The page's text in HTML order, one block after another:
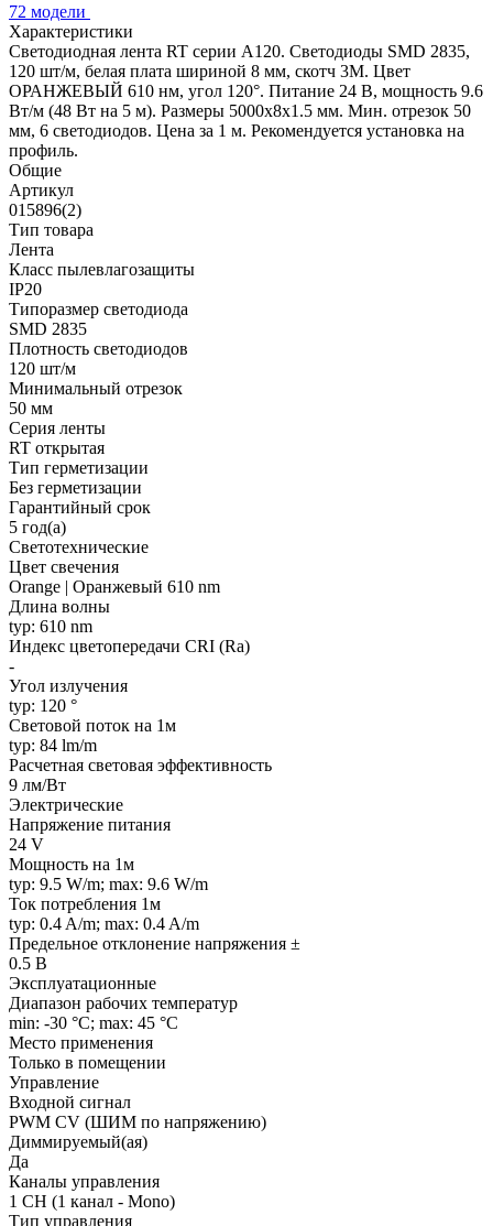
72 модели
Характеристики
Светодиодная лента RT серии A120. Светодиоды SMD 2835,
120 шт/м, белая плата шириной 8 мм, скотч 3M. Цвет
ОРАНЖЕВЫЙ 610 нм, угол 120°. Питание 24 В, мощность 9.6
Вт/м (48 Вт на 5 м). Размеры 5000x8x1.5 мм. Мин. отрезок 50
мм, 6 светодиодов. Цена за 1 м. Рекомендуется установка на
профиль.
Общие
Артикул
015896(2)
Тип товара
Лента
Класс пылевлагозащиты
IP20
Типоразмер светодиода
SMD 2835
Плотность светодиодов
120 шт/м
Минимальный отрезок
50 мм
Серия ленты
RT открытая
Тип герметизации
Без герметизации
Гарантийный срок
5 год(а)
Светотехнические
Цвет свечения
Orange | Оранжевый 610 nm
Длина волны
typ: 610 nm
Индекс цветопередачи CRI (Ra)
-
Угол излучения
typ: 120 °
Световой поток на 1м
typ: 84 lm/m
Расчетная световая эффективность
9 лм/Вт
Электрические
Напряжение питания
24 V
Мощность на 1м
typ: 9.5 W/m; max: 9.6 W/m
Ток потребления 1м
typ: 0.4 A/m; max: 0.4 A/m
Предельное отклонение напряжения ±
0.5 В
Эксплуатационные
Диапазон рабочих температур
min: -30 °C; max: 45 °C
Место применения
Только в помещении
Управление
Входной сигнал
PWM СV (ШИМ по напряжению)
Диммируемый(ая)
Да
Каналы управления
1 CH (1 канал - Mono)
Тип управления